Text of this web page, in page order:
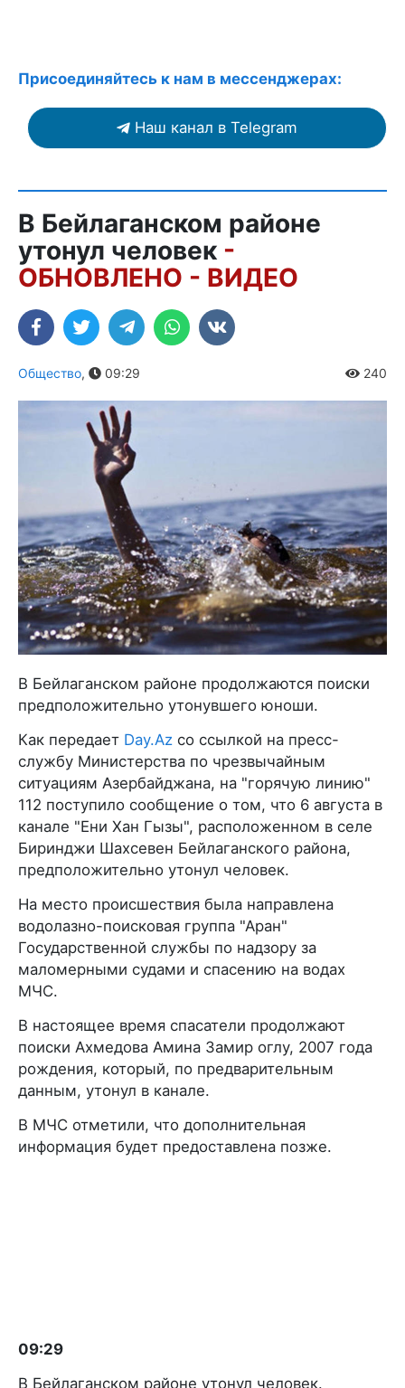
Присоединяйтесь к нам в мессенджерах:
Наш канал в Telegram
В Бейлаганском районе
утонул человек -
ОБНОВЛЕНО - ВИДЕО
Общество, 09:29 240
В Бейлаганском районе продолжаются поиски
предположительно утонувшего юноши.
Как передает Day.Az со ссылкой на пресс-
службу Министерства по чрезвычайным
ситуациям Азербайджана, на "горячую линию"
112 поступило сообщение о том, что 6 августа в
канале "Ени Хан Гызы", расположенном в селе
Биринджи Шахсевен Бейлаганского района,
предположительно утонул человек.
На место происшествия была направлена
водолазно-поисковая группа "Аран"
Государственной службы по надзору за
маломерными судами и спасению на водах
МЧС.
В настоящее время спасатели продолжают
поиски Ахмедова Амина Замир оглу, 2007 года
рождения, который, по предварительным
данным, утонул в канале.
В МЧС отметили, что дополнительная
информация будет предоставлена позже.
09:29
В Бейлаганском районе утонул человек.